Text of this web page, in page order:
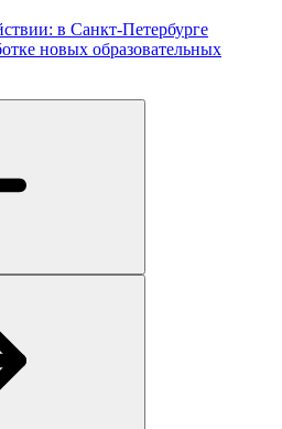
в Санкт-Петербурге
новых образовательных